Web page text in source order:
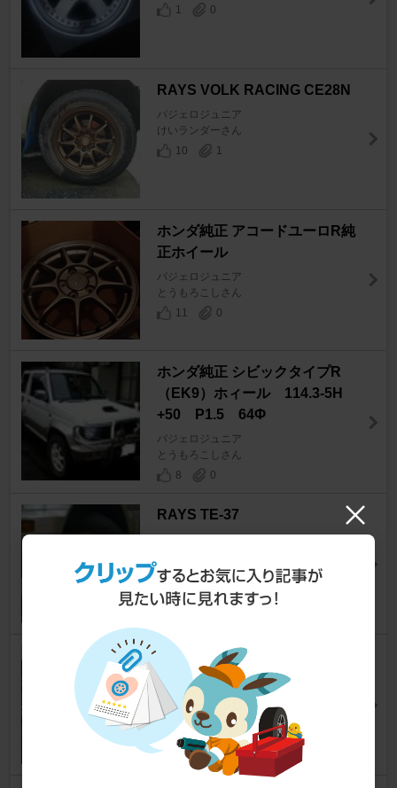
1
0
RAYS VOLK RACING CE28N
パジェロジュニア
けいランダーさん
10
1
ホンダ純正 アコードユーロR純
正ホイール
パジェロジュニア
とうもろこしさん
11
0
ホンダ純正 シビックタイプR
（EK9）ホィール 114.3-5H
+50 P1.5 64Φ
パジェロジュニア
とうもろこしさん
8
0
RAYS TE-37
0
0
A-TECH / マルカサービス A-TE
CH FINALMIND GR
パジェロジュニア
けいランダーさん
11
0